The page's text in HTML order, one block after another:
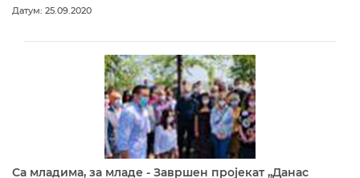
Датум: 25.09.2020
Са младима, за младе - Завршен пројекат „Данас